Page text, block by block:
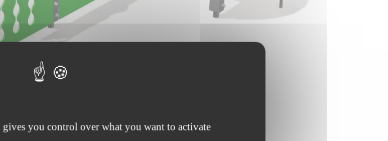
gives you control over what you want to activate